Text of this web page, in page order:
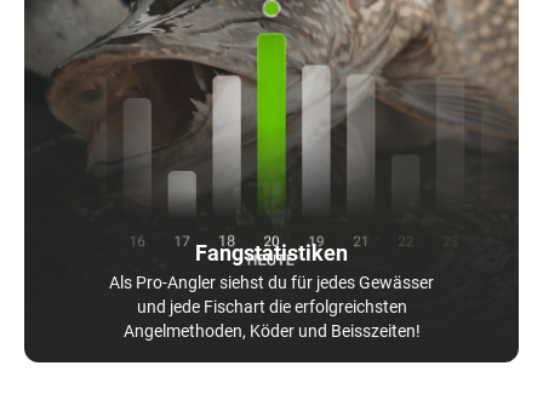
Fangstatistiken
Als Pro-Angler siehst du für jedes Gewässer
und jede Fischart die erfolgreichsten
Angelmethoden, Köder und Beisszeiten!